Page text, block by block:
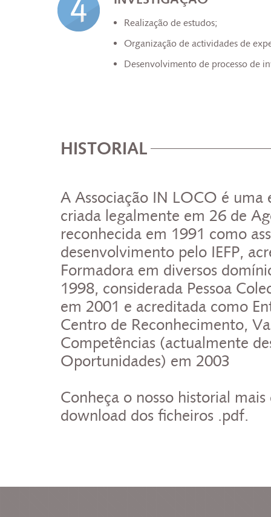
Realização de estudos;
Organização de actividades de
Desenvolvimento de processo de
HISTORIAL
A Associação IN LOCO é
criada legalmente em 26 de
reconhecida em 1991 como
desenvolvimento pelo IEFP,
Formadora em diversos
1998, considerada Pessoa
em 2001 e acreditada como
Centro de Reconhecimento,
Competências (actualmente
Oportunidades) em 2003
Conheça o nosso historial
download dos ficheiros .pdf.